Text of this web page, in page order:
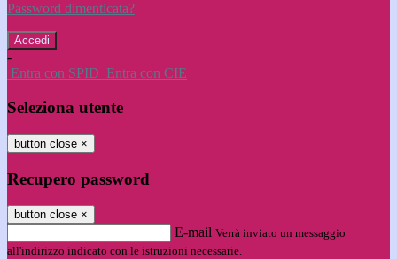
Password dimenticata?
-
Entra con SPID Entra con CIE
Seleziona utente
button close ×
Recupero password
button close ×
E-mail Verrà inviato un messaggio
all'indirizzo indicato con le istruzioni necessarie.